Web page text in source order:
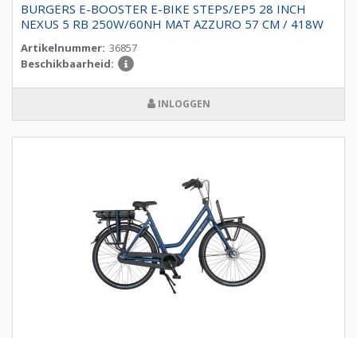
BURGERS E-BOOSTER E-BIKE STEPS/EP5 28 INCH
NEXUS 5 RB 250W/60NH MAT AZZURO 57 CM / 418W
Artikelnummer: 36857
Beschikbaarheid:
INLOGGEN